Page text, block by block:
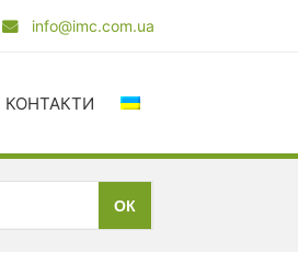
info@imc.com.ua
КОНТАКТИ